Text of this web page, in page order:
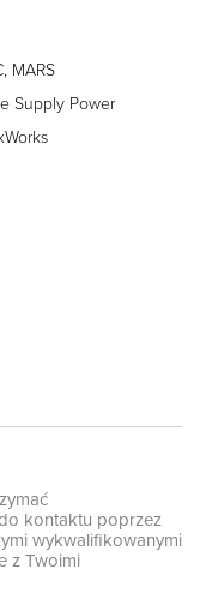
MARS
Supply Power
kontaktu poprzez
wykwalifikowanymi
z Twoimi